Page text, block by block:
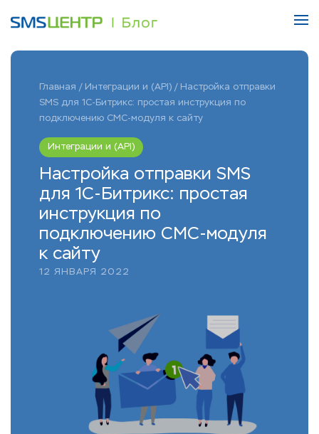
Главная / Интеграции и (API) / Настройка отправки
SMS для 1С-Битрикс: простая инструкция по
подключению СМС-модуля к сайту
Интеграции и (API)
Настройка отправки SMS
для 1С-Битрикс: простая
инструкция по
подключению СМС-модуля
к сайту
12 ЯНВАРЯ 2022